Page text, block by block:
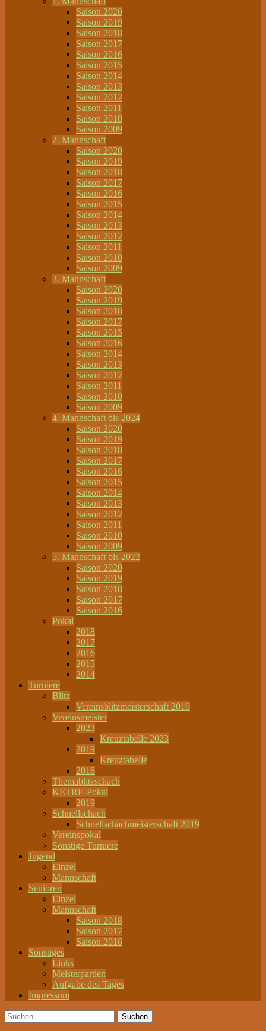
Saison 2020
Saison 2019
Saison 2018
Saison 2017
Saison 2016
Saison 2015
Saison 2014
Saison 2013
Saison 2012
Saison 2011
Saison 2010
Saison 2009
2. Mannschaft
Saison 2020
Saison 2019
Saison 2018
Saison 2017
Saison 2016
Saison 2015
Saison 2014
Saison 2013
Saison 2012
Saison 2011
Saison 2010
Saison 2009
3. Mannschaft
Saison 2020
Saison 2019
Saison 2018
Saison 2017
Saison 2015
Saison 2016
Saison 2014
Saison 2013
Saison 2012
Saison 2011
Saison 2010
Saison 2009
4. Mannschaft bis 2024
Saison 2020
Saison 2019
Saison 2018
Saison 2017
Saison 2016
Saison 2015
Saison 2014
Saison 2013
Saison 2012
Saison 2011
Saison 2010
Saison 2009
5. Mannschaft bis 2022
Saison 2020
Saison 2019
Saison 2018
Saison 2017
Saison 2016
Pokal
2018
2017
2016
2015
2014
Turniere
Blitz
Vereinsblitzmeisterschaft 2019
Vereinsmeister
2023
Kreuztabelle 2023
2019
Kreuztabelle
2018
Themablitzschach
KETRE-Pokal
2019
Schnellschach
Schnellschachmeisterschaft 2019
Vereinspokal
Sonstige Turniere
Jugend
Einzel
Mannschaft
Senioren
Einzel
Mannschaft
Saison 2018
Saison 2017
Saison 2016
Sonstiges
Links
Meisterpartien
Aufgabe des Tages
Impressum
Suchen
nach: